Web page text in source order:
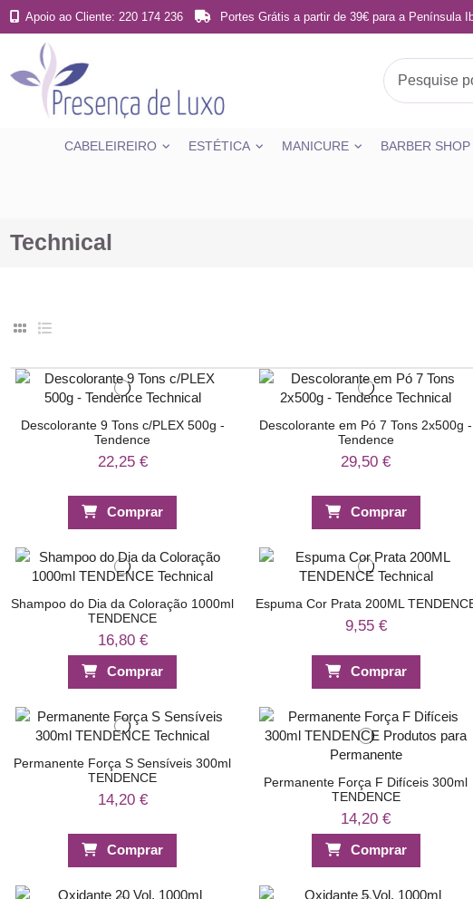
Apoio ao Cliente: 220 174 236 Portes Grátis a partir de 39€ para a Península
CABELEIREIRO ESTÉTICA MANICURE BARBER SHOP
Technical
Descolorante 9 Tons c/PLEX 500g -
Tendence
22,25 €
Comprar
Descolorante em Pó 7 Tons 2x500g -
Tendence
29,50 €
Comprar
Shampoo do Dia da Coloração 1000ml
TENDENCE
16,80 €
Comprar
Espuma Cor Prata 200ML
9,55 €
Comprar
Permanente Força S Sensíveis 300ml
TENDENCE
14,20 €
Comprar
Permanente Força F Difíceis 300ml
TENDENCE
14,20 €
Comprar